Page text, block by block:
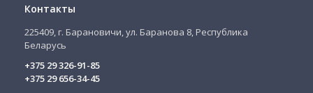
Контакты
225409, г. Барановичи, ул. Баранова 8, Республика
Беларусь
+375 29 326-91-85
+375 29 656-34-45